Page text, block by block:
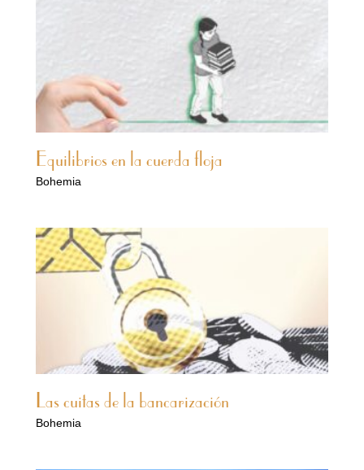
Equilibrios en la cuerda floja
Bohemia
Las cuitas de la bancarización
Bohemia